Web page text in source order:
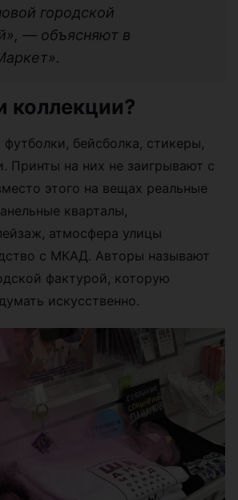
городской
— объясняют в
коллекции?
бейсболка, стикеры,
Принты на них не заигрывают с
этого на вещах реальные
кварталы,
атмосфера улицы
с МКАД. Авторы называют
фактурой, которую
искусственно.